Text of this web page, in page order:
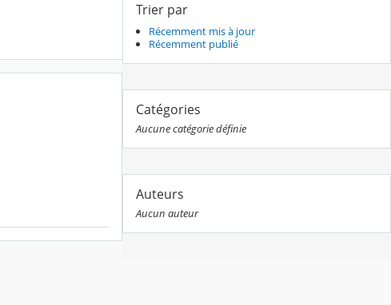
Trier par
Récemment mis à jour
Récemment publié
Catégories
Aucune catégorie définie
Auteurs
Aucun auteur